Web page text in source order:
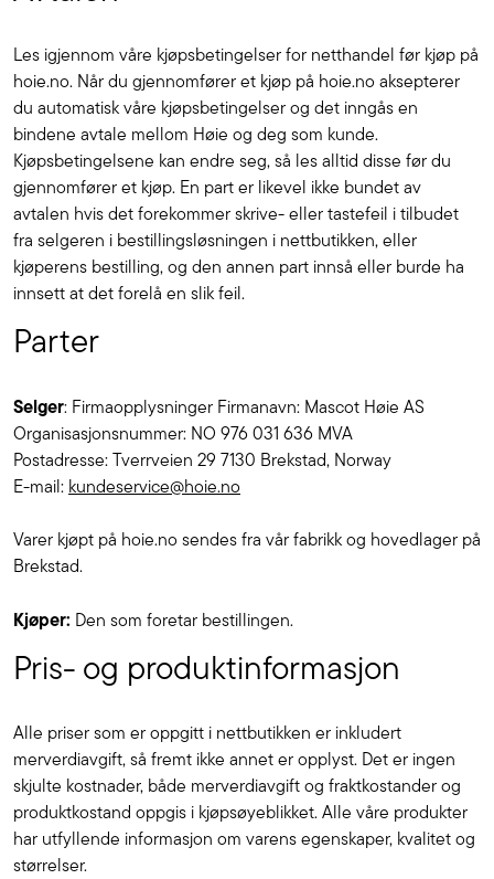
Les igjennom våre kjøpsbetingelser for netthandel før kjøp på
hoie.no. Når du gjennomfører et kjøp på hoie.no aksepterer
du automatisk våre kjøpsbetingelser og det inngås en
bindene avtale mellom Høie og deg som kunde.
Kjøpsbetingelsene kan endre seg, så les alltid disse før du
gjennomfører et kjøp. En part er likevel ikke bundet av
avtalen hvis det forekommer skrive- eller tastefeil i tilbudet
fra selgeren i bestillingsløsningen i nettbutikken, eller
kjøperens bestilling, og den annen part innså eller burde ha
innsett at det forelå en slik feil.
Parter
Selger: Firmaopplysninger Firmanavn: Mascot Høie AS
Organisasjonsnummer: NO 976 031 636 MVA
Postadresse: Tverrveien 29 7130 Brekstad, Norway
E-mail: kundeservice@hoie.no
Varer kjøpt på hoie.no sendes fra vår fabrikk og hovedlager på
Brekstad.
Kjøper: Den som foretar bestillingen.
Pris- og produktinformasjon
Alle priser som er oppgitt i nettbutikken er inkludert
merverdiavgift, så fremt ikke annet er opplyst. Det er ingen
skjulte kostnader, både merverdiavgift og fraktkostander og
produktkostand oppgis i kjøpsøyeblikket. Alle våre produkter
har utfyllende informasjon om varens egenskaper, kvalitet og
størrelser.